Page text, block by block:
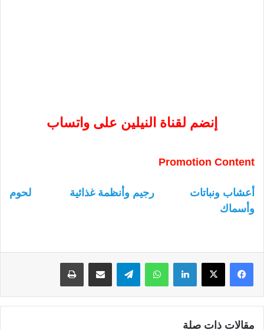
إنضم لقناة النيلين على واتساب
Promotion Content
أعشاب ونباتات رجيم وأنظمة غذائية
لحوم
وأسماك
لينكدإن واتساب
مقالات ذات صلة